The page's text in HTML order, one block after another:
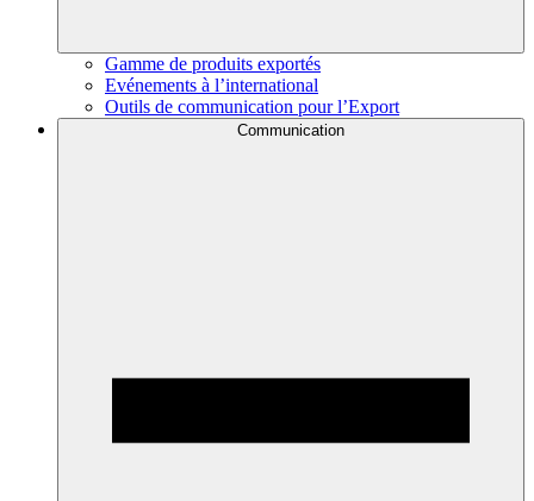
Gamme de produits exportés
Evénements à l’international
Outils de communication pour l’Export
Communication